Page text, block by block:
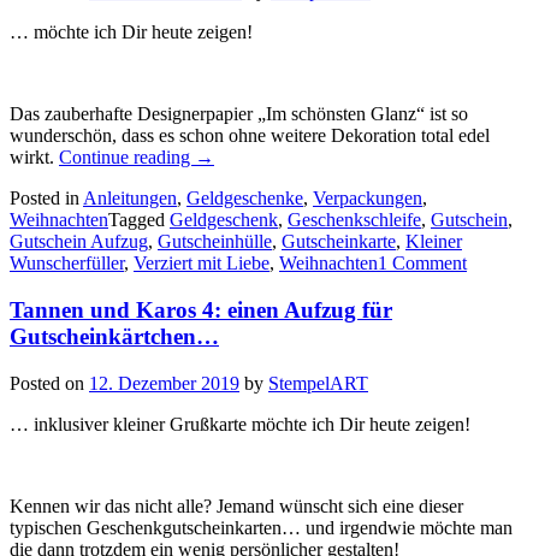
… möchte ich Dir heute zeigen!
Das zauberhafte Designerpapier „Im schönsten Glanz“ ist so
wunderschön, dass es schon ohne weitere Dekoration total edel
wirkt. Continue reading „Weihnachtliche
für
Gutscheinkarten…“
→
Posted in Anleitungen, Geldgeschenke, Verpackungen,
WeihnachtenTagged Geldgeschenk, Geschenkschleife, Gutschein,
Gutschein Aufzug, Gutscheinhülle, Gutscheinkarte, Kleiner
Wunscherfüller, Verziert mit Liebe, Weihnachten1 Comment
Tannen und Karos 4: einen Aufzug für
Gutscheinkärtchen…
Posted on 12. Dezember 2019 by StempelART
… inklusiver kleiner Grußkarte möchte ich Dir heute zeigen!
Kennen wir das nicht alle? Jemand wünscht sich eine dieser
typischen Geschenkgutscheinkarten… und irgendwie möchte man
die dann trotzdem ein wenig persönlicher gestalten!